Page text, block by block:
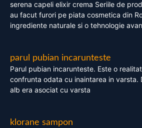
serena capeli elixir crema Seriile de
au facut furori pe piata cosmetica din
ingrediente naturale si o tehnologie
parul pubian incarunteste
Parul pubian incarunteste. Este o
confrunta odata cu inaintarea in varsta.
alb era asociat cu varsta
klorane sampon